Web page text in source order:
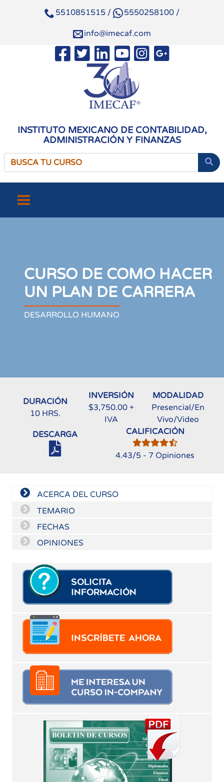
5510851515 / 5550258100 /
info@imecaf.com
INSTITUTO MEXICANO DE CONTABILIDAD,
ADMINISTRACIÓN Y FINANZAS
CURSO DE COMO HACER
UN PLAN DE CARRERA
DESARROLLO HUMANO
DURACIÓN
10 HRS.
INVERSIÓN
$3,750.00 +
IVA
MODALIDAD
Presencial/En
Vivo/Video
DESCARGA
CALIFICACIÓN
4.43/5 - 7 Opiniones
ACERCA DEL CURSO
TEMARIO
FECHAS
OPINIONES